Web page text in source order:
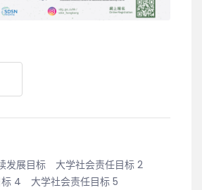
发展目标
大学社会责任目标 2
4
大学社会责任目标 5